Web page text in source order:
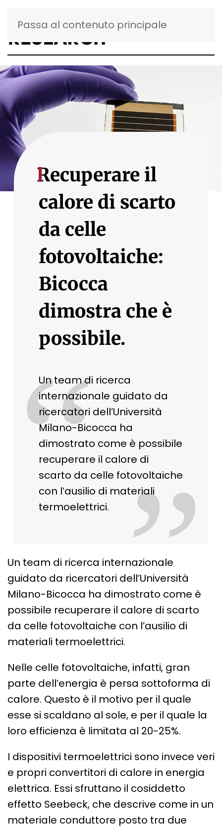
Passa al contenuto principale
Recuperare il
calore di scarto
da celle
fotovoltaiche:
Bicocca
dimostra che è
possibile.
“
Un team di ricerca
internazionale guidato da
ricercatori dell’Università
Milano-Bicocca ha
dimostrato come è possibile
recuperare il calore di
scarto da celle fotovoltaiche
con l’ausilio di materiali
termoelettrici.
”
Un team di ricerca internazionale
guidato da ricercatori dell’Università
Milano-Bicocca ha dimostrato come è
possibile recuperare il calore di scarto
da celle fotovoltaiche con l’ausilio di
materiali termoelettrici.
Nelle celle fotovoltaiche, infatti, gran
parte dell’energia è persa sottoforma di
calore. Questo è il motivo per il quale
esse si scaldano al sole, e per il quale la
loro efficienza è limitata al 20-25%.
I dispositivi termoelettrici sono invece veri
e propri convertitori di calore in energia
elettrica. Essi sfruttano il cosiddetto
effetto Seebeck, che descrive come in un
materiale conduttore posto tra due